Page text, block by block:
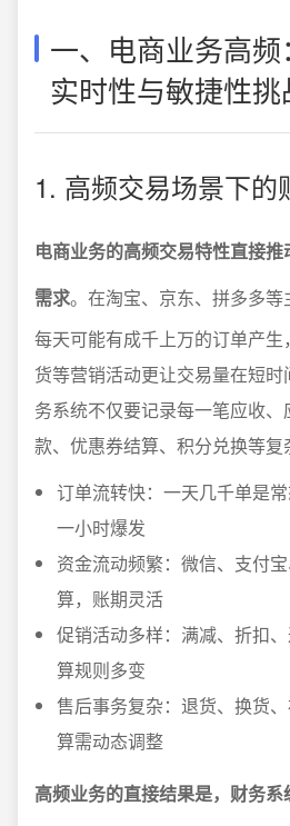
一、电商业务高
实时性与敏捷性挑
1. 高频交易场景下的
电商业务的高频交易特性直接
需求。在淘宝、京东、拼多多
每天可能有成千上万的订单产
货等营销活动更让交易量在短
务系统不仅要记录每一笔应收
款、优惠券结算、积分兑换等复
订单流转快：一天几千单是
一小时爆发
资金流动频繁：微信、支付
算，账期灵活
促销活动多样：满减、折扣
算规则多变
售后事务复杂：退货、换货
算需动态调整
高频业务的直接结果是，财务